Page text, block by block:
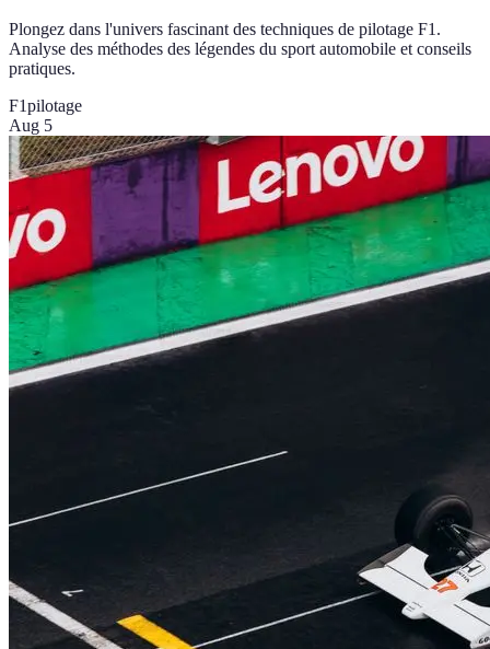
Plongez dans l'univers fascinant des techniques de pilotage F1.
Analyse des méthodes des légendes du sport automobile et conseils
pratiques.
F1pilotage
Aug 5